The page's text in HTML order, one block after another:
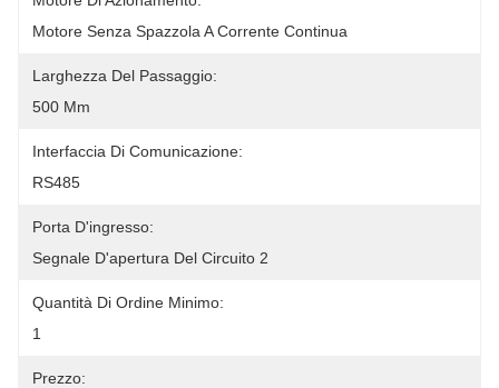
Motore Senza Spazzola A Corrente Continua
Larghezza Del Passaggio:
500 Mm
Interfaccia Di Comunicazione:
RS485
Porta D'ingresso:
Segnale D'apertura Del Circuito 2
Quantità Di Ordine Minimo:
1
Prezzo: